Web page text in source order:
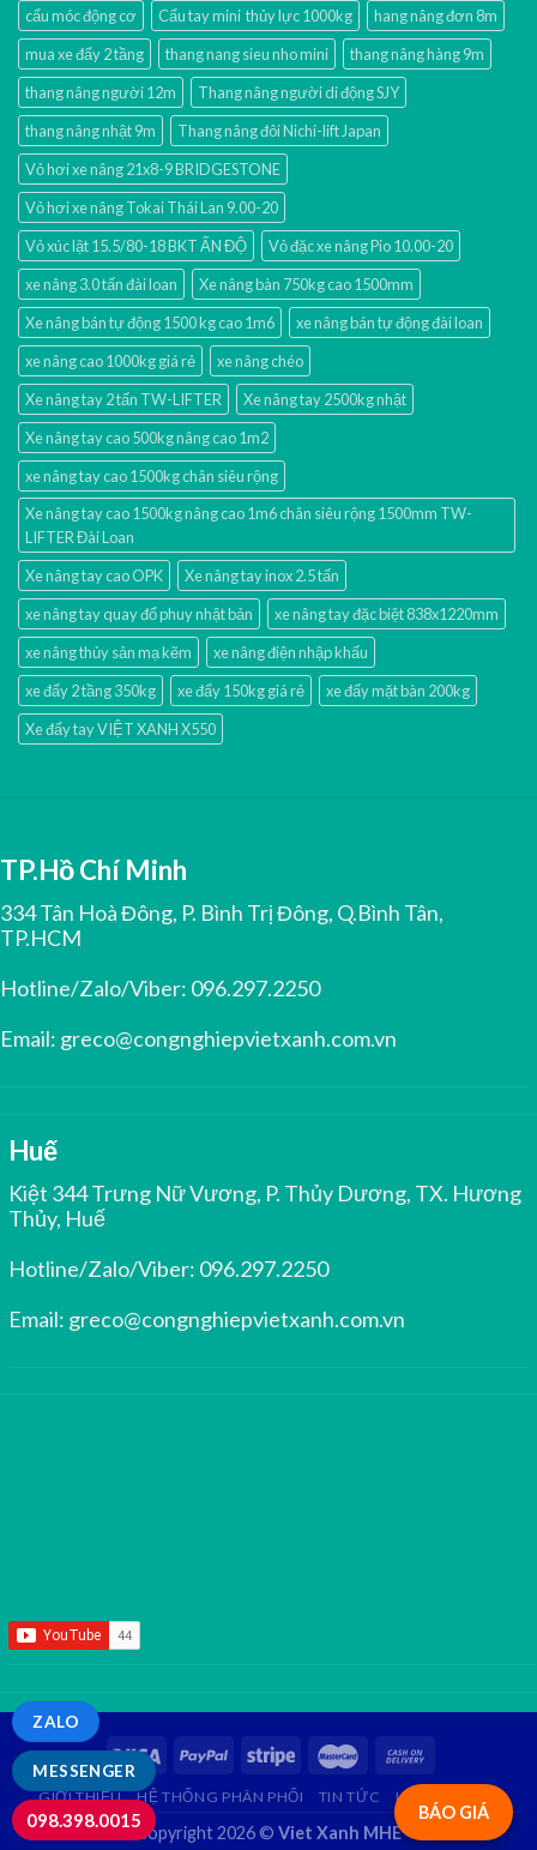
MESSENGER
ZALO
098.398.0015
cẩu móc động cơ
Cẩu tay mini thủy lực 1000kg
hang nâng đơn 8m
mua xe đẩy 2 tầng
thang nang sieu nho mini
thang nâng hàng 9m
thang nâng người 12m
Thang nâng người di động SJY
thang nâng nhật 9m
Thang nâng đôi Nichi-lift Japan
Vỏ hơi xe nâng 21x8-9 BRIDGESTONE
Vỏ hơi xe nâng Tokai Thái Lan 9.00-20
Vỏ xúc lật 15.5/80-18 BKT ẤN ĐỘ
Vỏ đặc xe nâng Pio 10.00-20
xe nâng 3.0 tấn đài loan
Xe nâng bàn 750kg cao 1500mm
Xe nâng bán tự động 1500 kg cao 1m6
xe nâng bán tự động đài loan
xe nâng cao 1000kg giá rẻ
xe nâng chéo
Xe nâng tay 2 tấn TW-LIFTER
Xe nâng tay 2500kg nhật
Xe nâng tay cao 500kg nâng cao 1m2
xe nâng tay cao 1500kg chân siêu rộng
Xe nâng tay cao 1500kg nâng cao 1m6 chân siêu rộng 1500mm TW-
LIFTER Đài Loan
Xe nâng tay cao OPK
Xe nâng tay inox 2.5 tấn
xe nâng tay quay đổ phuy nhật bản
xe nâng tay đặc biệt 838x1220mm
xe nâng thủy sản mạ kẽm
xe nâng điện nhập khấu
xe đẩy 2 tầng 350kg
xe đẩy 150kg giá rẻ
xe đẩy mặt bàn 200kg
Xe đẩy tay VIỆT XANH X550
TP.Hồ Chí Minh
334 Tân Hoà Đông, P. Bình Trị Đông, Q.Bình Tân,
TP.HCM
Hotline/Zalo/Viber: 096.297.2250
Email: greco@congnghiepvietxanh.com.vn
Huế
Kiệt 344 Trưng Nữ Vương, P. Thủy Dương, TX. Hương
Thủy, Huế
Hotline/Zalo/Viber: 096.297.2250
Email: greco@congnghiepvietxanh.com.vn
BÁO GIÁ
GIỚI THIỆU HỆ THỐNG PHÂN PHỐI TIN TỨC LIÊN HỆ
Copyright 2026 © Viet Xanh MHE